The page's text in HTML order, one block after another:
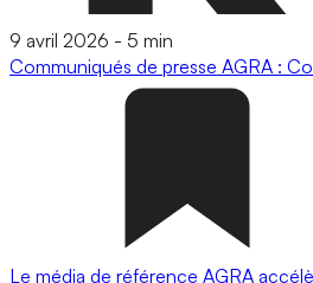
9 avril 2026 - 5 min
Communiqués de presse AGRA :
Le média de référence AGRA